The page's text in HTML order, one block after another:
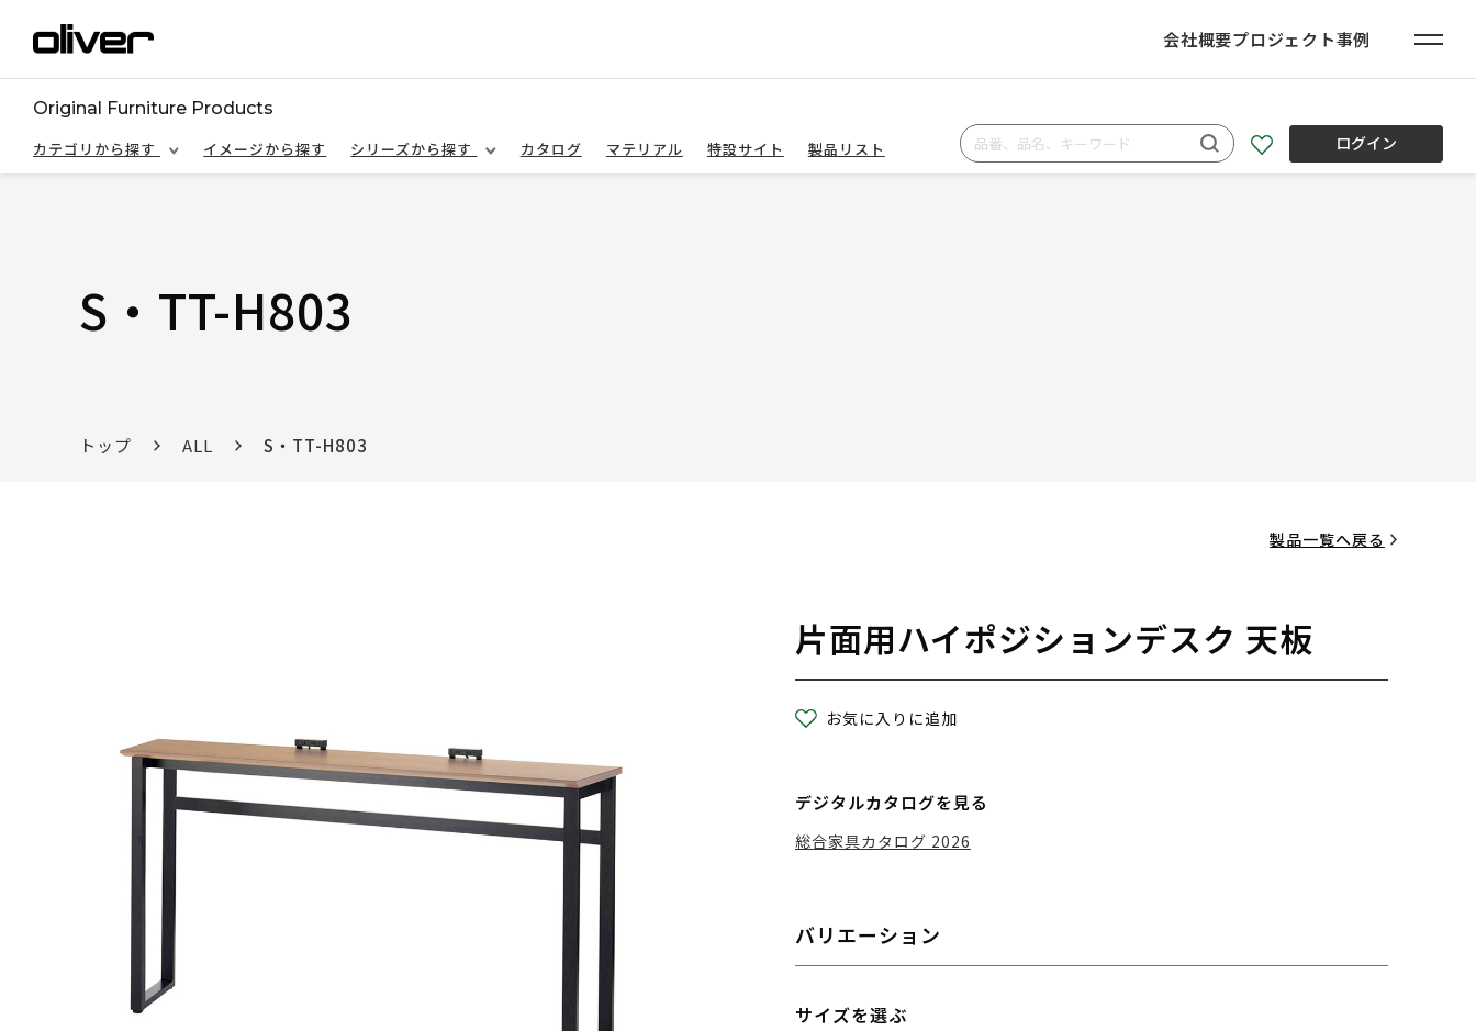
会社概要プロジェクト事例
Original Furniture Products
カテゴリから探す
イメージから探す シリーズから探す カタログ マテリアル 特設サイト 製品リスト ログイン
S・TT-H803
トップ ALL S・TT-H803
製品一覧へ戻る
片面用ハイポジションデスク 天板
お気に入りに追加
デジタルカタログを見る
総合家具カタログ 2026
バリエーション
サイズを選ぶ